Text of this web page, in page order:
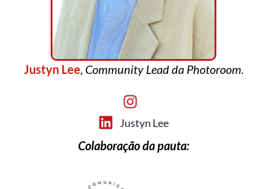
Justyn Lee, Community Lead da Photoroom.
Justyn Lee
Colaboração da pauta: